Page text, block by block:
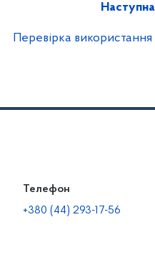
Наступна
Перевірка використання
Діяльність
Роботодавцям
Телефон
+380 (44) 293-17-56